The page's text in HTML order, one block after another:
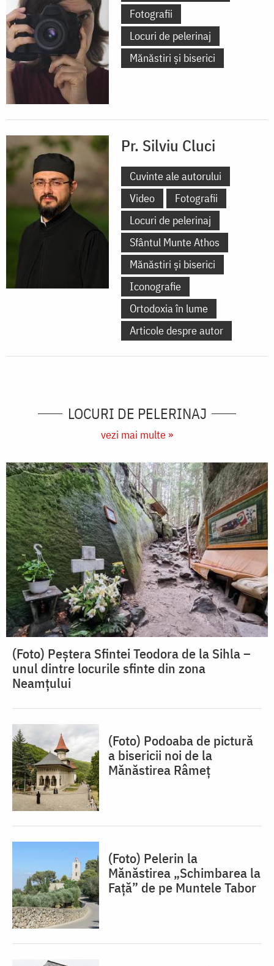
Fotografii
Locuri de pelerinaj
Mănăstiri și biserici
Pr. Silviu Cluci
Cuvinte ale autorului
Video
Fotografii
Locuri de pelerinaj
Sfântul Munte Athos
Mănăstiri și biserici
Iconografie
Ortodoxia în lume
Articole despre autor
LOCURI DE PELERINAJ
vezi mai multe »
(Foto) Peștera Sfintei Teodora de la Sihla –
unul dintre locurile sfinte din zona
Neamțului
(Foto) Podoaba de pictură
a bisericii noi de la
Mănăstirea Râmeț
(Foto) Pelerin la
Mănăstirea „Schimbarea la
Față” de pe Muntele Tabor